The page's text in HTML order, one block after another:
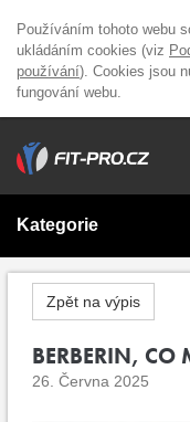
Používáním tohoto webu
ukládáním cookies (viz
používání). Cookies jsou
fungování webu.
GDPR
O nás
Přihlášení
Kategorie
AKCE
Doplňky stravy
Zpět na výpis
BERBERIN, CO
26. Června 2025